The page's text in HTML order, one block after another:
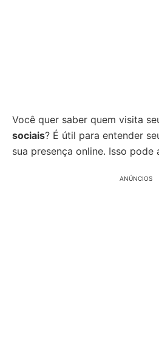
Você quer saber quem visita
sociais? É útil para entender
sua presença online. Isso pode
ANÚNCIOS